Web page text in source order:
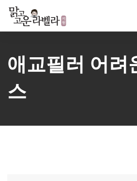
Skip
content
애교필러 어려
스